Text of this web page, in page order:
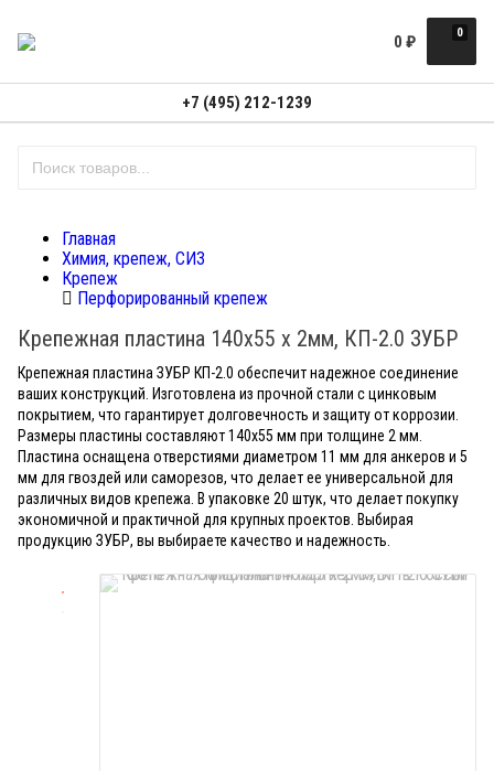
0
0 ₽
+7 (495) 212-1239
Главная
Химия, крепеж, СИЗ
Крепеж
Перфорированный крепеж
Крепежная пластина 140х55 х 2мм, КП-2.0 ЗУБР
Крепежная пластина ЗУБР КП-2.0 обеспечит надежное соединение
ваших конструкций. Изготовлена из прочной стали с цинковым
покрытием, что гарантирует долговечность и защиту от коррозии.
Размеры пластины составляют 140x55 мм при толщине 2 мм.
Пластина оснащена отверстиями диаметром 11 мм для анкеров и 5
мм для гвоздей или саморезов, что делает ее универсальной для
различных видов крепежа. В упаковке 20 штук, что делает покупку
экономичной и практичной для крупных проектов. Выбирая
продукцию ЗУБР, вы выбираете качество и надежность.